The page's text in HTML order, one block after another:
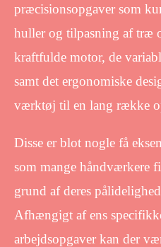
præcisionsopgaver som
huller og tilpasning af træ
kraftfulde motor, de
samt det ergonomiske
værktøj til en lang række
Disse er blot nogle få
som mange håndværkere
grund af deres
Afhængigt af ens
arbejdsopgaver kan der